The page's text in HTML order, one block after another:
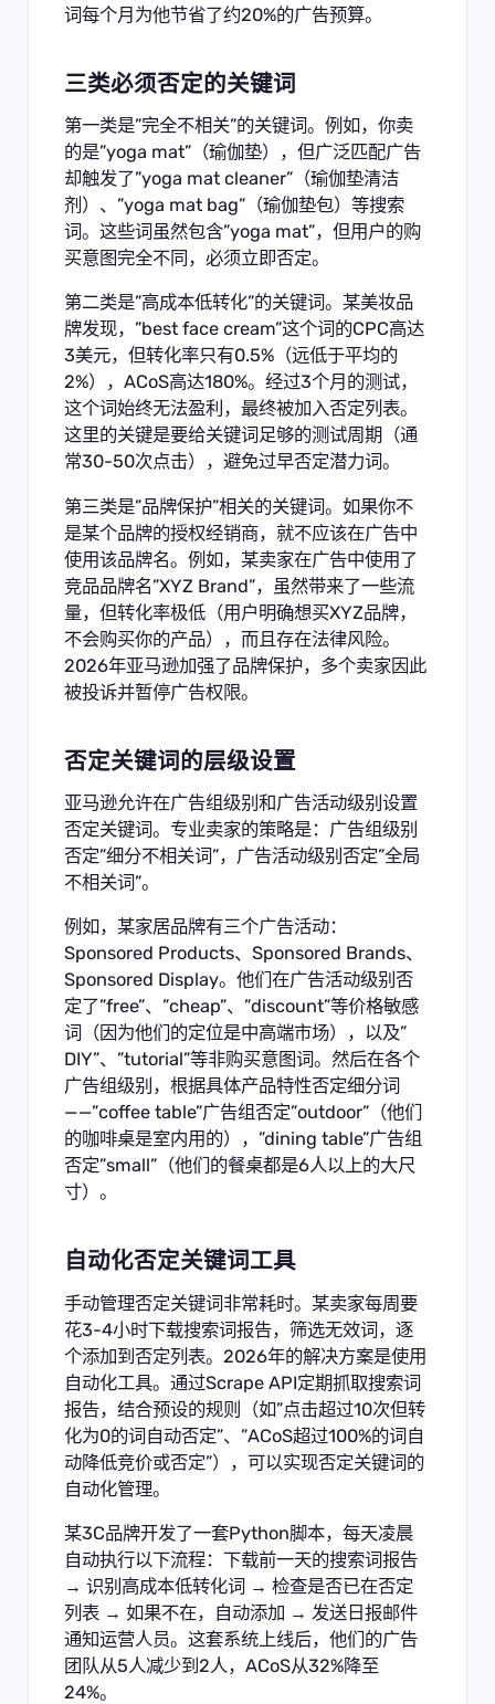
词每个月为他节省了约20%的广告预算。
三类必须否定的关键词
第一类是”完全不相关”的关键词。例如，你卖
的是”yoga mat”（瑜伽垫），但广泛匹配广告
却触发了”yoga mat cleaner”（瑜伽垫清洁
剂）、”yoga mat bag”（瑜伽垫包）等搜索
词。这些词虽然包含”yoga mat”，但用户的购
买意图完全不同，必须立即否定。
第二类是”高成本低转化”的关键词。某美妆品
牌发现，”best face cream”这个词的CPC高达
3美元，但转化率只有0.5%（远低于平均的
2%），ACoS高达180%。经过3个月的测试，
这个词始终无法盈利，最终被加入否定列表。
这里的关键是要给关键词足够的测试周期（通
常30-50次点击），避免过早否定潜力词。
第三类是”品牌保护”相关的关键词。如果你不
是某个品牌的授权经销商，就不应该在广告中
使用该品牌名。例如，某卖家在广告中使用了
竞品品牌名”XYZ Brand”，虽然带来了一些流
量，但转化率极低（用户明确想买XYZ品牌，
不会购买你的产品），而且存在法律风险。
2026年亚马逊加强了品牌保护，多个卖家因此
被投诉并暂停广告权限。
否定关键词的层级设置
亚马逊允许在广告组级别和广告活动级别设置
否定关键词。专业卖家的策略是：广告组级别
否定”细分不相关词”，广告活动级别否定”全局
不相关词”。
例如，某家居品牌有三个广告活动：
Sponsored Products、Sponsored Brands、
Sponsored Display。他们在广告活动级别否
定了”free”、”cheap”、”discount”等价格敏感
词（因为他们的定位是中高端市场），以及”
DIY”、”tutorial”等非购买意图词。然后在各个
广告组级别，根据具体产品特性否定细分词
——”coffee table”广告组否定”outdoor”（他们
的咖啡桌是室内用的），”dining table”广告组
否定”small”（他们的餐桌都是6人以上的大尺
寸）。
自动化否定关键词工具
手动管理否定关键词非常耗时。某卖家每周要
花3-4小时下载搜索词报告，筛选无效词，逐
个添加到否定列表。2026年的解决方案是使用
自动化工具。通过Scrape API定期抓取搜索词
报告，结合预设的规则（如”点击超过10次但转
化为0的词自动否定”、”ACoS超过100%的词自
动降低竞价或否定”），可以实现否定关键词的
自动化管理。
某3C品牌开发了一套Python脚本，每天凌晨
自动执行以下流程：下载前一天的搜索词报告
→ 识别高成本低转化词 → 检查是否已在否定
列表 → 如果不在，自动添加 → 发送日报邮件
通知运营人员。这套系统上线后，他们的广告
团队从5人减少到2人，ACoS从32%降至
24%。